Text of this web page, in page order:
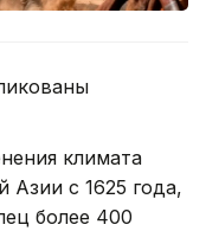
климата
Азии с 1625 года,
более 400